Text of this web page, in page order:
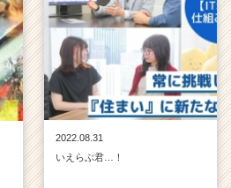
2022.08.31
いえらぶ君…！